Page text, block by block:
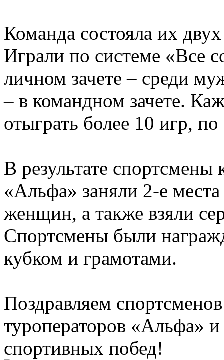
Команда состояла их
Играли по системе «Все
личном зачете – среди
– в командном зачете.
отыграть более 10 игр,
В результате спортсмены
«Альфа» заняли 2-е
женщин, а также взяли
Спортсмены были
кубком и грамотами.
Поздравляем
туроператоров «Альфа»
спортивных побед!